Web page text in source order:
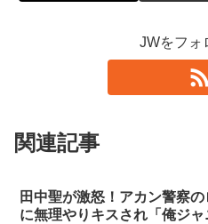
JWをフォ
関連記事
田中聖が激怒！アカン警察
に無理やりキスされ「俺ジ